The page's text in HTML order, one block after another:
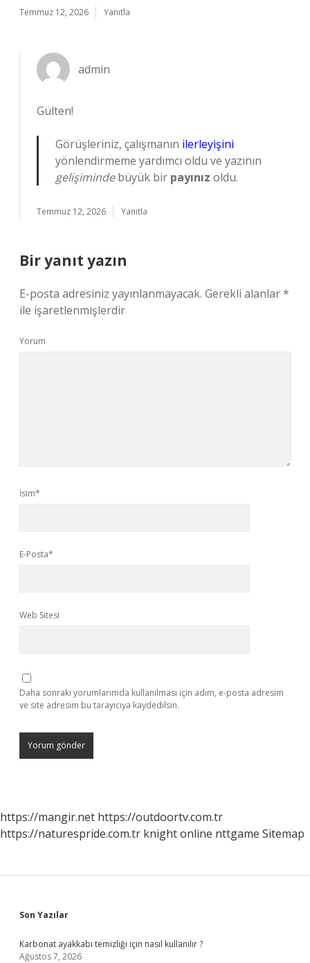
Temmuz 12, 2026 Yanıtla
admin
Gülten!
Görüşleriniz, çalışmanın ilerleyişini
yönlendirmeme yardımcı oldu ve yazının
gelişimindebüyük bir payınız oldu.
Temmuz 12, 2026 Yanıtla
Bir yanıt yazın
E-posta adresiniz yayınlanmayacak. Gerekli alanlar*
ile işaretlenmişlerdir
Yorum
İsim*
E-Posta*
Web Sitesi
Daha sonraki yorumlarımda kullanılması için adım, e-posta adresim
ve site adresim bu tarayıcıya kaydedilsin.
https://mangir.net https://outdoortv.com.tr
https://naturespride.com.tr knight online nttgame Sitemap
Sidebar
Son Yazılar
Karbonat ayakkabı temizliği için nasıl kullanılır ?
Ağustos 7, 2026